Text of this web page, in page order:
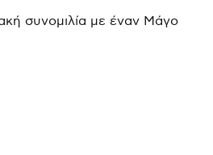
συνομιλία με έναν Μάγο